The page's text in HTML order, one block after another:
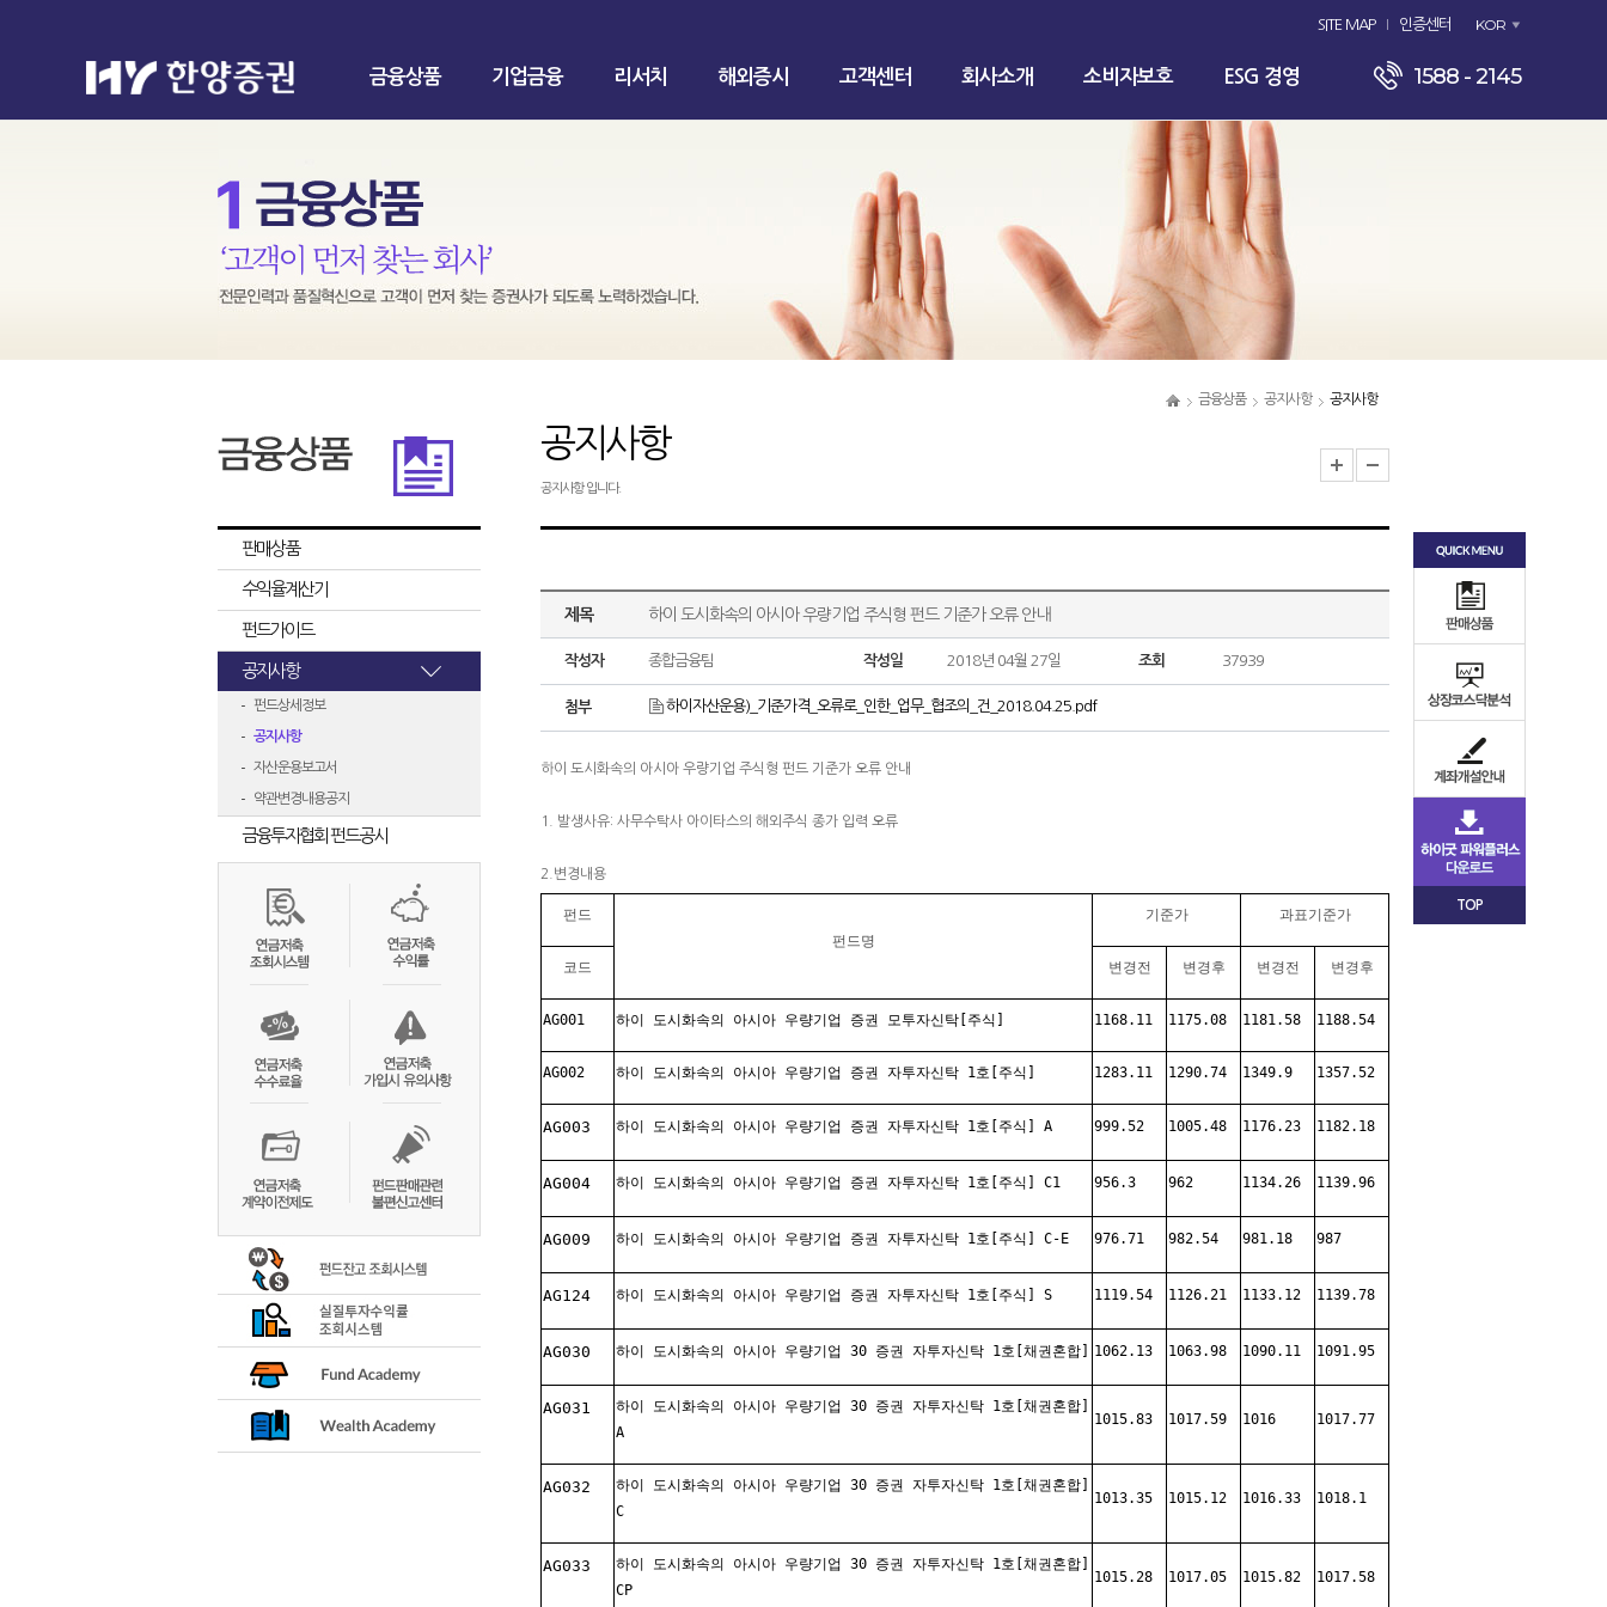
SITE MAP 인증센터 KOR
금융상품 기업금융 리서치 해외증시 고객센터 회사소개 소비자보호 ESG 경영 1588 - 2145
금융상품 공지사항 공지사항
판매상품
수익율계산기
펀드가이드
공지사항
펀드상세정보
공지사항
자산운용보고서
약관변경내용공지
금융투자협회 펀드공시
공지사항
공지사항 입니다.
제목 하이 도시화속의 아시아 우량기업 주식형 펀드 기준가 오류 안내
작성자 종합금융팀 작성일 2018년 04월 27일 조회 37939
첨부 하이자산운용)_기준가격_오류로_인한_업무_협조의_건_2018.04.25.pdf
하이 도시화속의 아시아 우량기업 주식형 펀드 기준가 오류 안내
1. 발생사유: 사무수탁사 아이타스의 해외주식 종가 입력 오류
2.변경내용
펀드
펀드명
기준가 과표기준가
코드 변경전 변경후 변경전 변경후
AG001 하이 도시화속의 아시아 우량기업 증권 모투자신탁[주식] 1168.11 1175.08 1181.58 1188.54
AG002 하이 도시화속의 아시아 우량기업 증권 자투자신탁 1호[주식] 1283.11 1290.74 1349.9 1357.52
AG003 하이 도시화속의 아시아 우량기업 증권 자투자신탁 1호[주식] A 999.52 1005.48 1176.23 1182.18
AG004 하이 도시화속의 아시아 우량기업 증권 자투자신탁 1호[주식] C1 956.3 962 1134.26 1139.96
AG009 하이 도시화속의 아시아 우량기업 증권 자투자신탁 1호[주식] C-E 976.71 982.54 981.18 987
AG124 하이 도시화속의 아시아 우량기업 증권 자투자신탁 1호[주식] S 1119.54 1126.21 1133.12 1139.78
AG030 하이 도시화속의 아시아 우량기업 30 증권 자투자신탁 1호[채권혼합] 1062.13 1063.98 1090.11 1091.95
AG031
하이 도시화속의 아시아 우량기업 30 증권 자투자신탁 1호[채권혼합]
A
1015.83 1017.59 1016 1017.77
AG032
하이 도시화속의 아시아 우량기업 30 증권 자투자신탁 1호[채권혼합]
C
1013.35 1015.12 1016.33 1018.1
AG033
하이 도시화속의 아시아 우량기업 30 증권 자투자신탁 1호[채권혼합]
CP
1015.28 1017.05 1015.82 1017.58
TOP